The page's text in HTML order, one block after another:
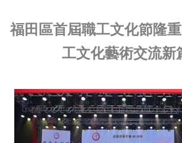
福田區首屆職工文化節隆
工文化藝術交流新